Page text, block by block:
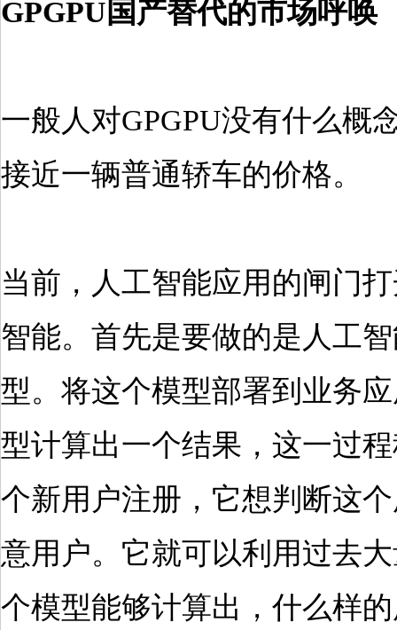
GPGPU国产替代的市场呼唤
一般人对GPGPU没有什么概
接近一辆普通轿车的价格。
当前，人工智能应用的闸门
智能。首先是要做的是人工
型。将这个模型部署到业务
型计算出一个结果，这一过
个新用户注册，它想判断这
意用户。它就可以利用过去
个模型能够计算出，什么样